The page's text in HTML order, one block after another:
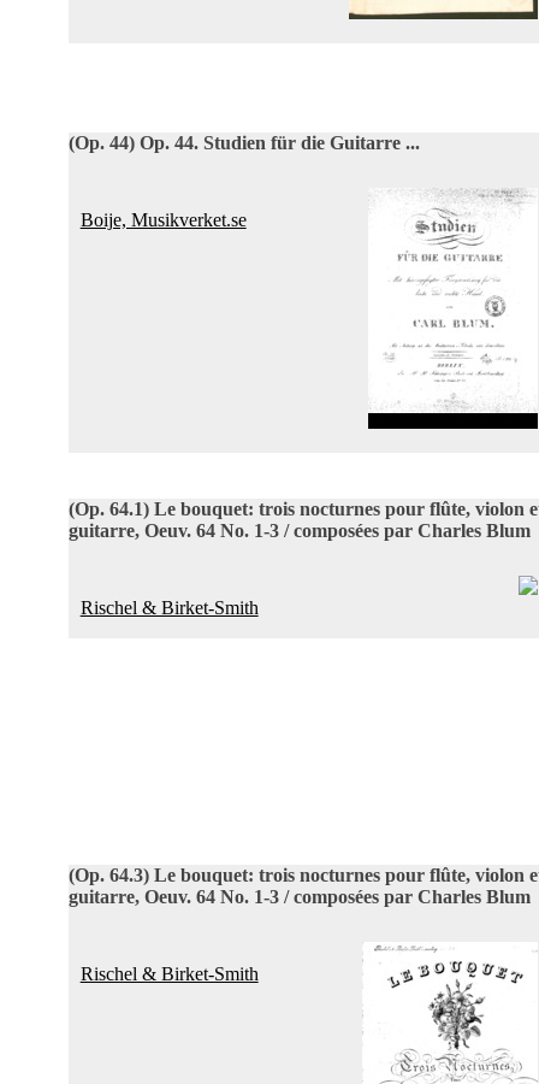
(Op. 44) Op. 44. Studien für die Guitarre ...
Boije, Musikverket.se
(Op. 64.1) Le bouquet: trois nocturnes pour flûte, violon
guitarre, Oeuv. 64 No. 1-3 / composées par Charles Blum
Rischel & Birket-Smith
(Op. 64.3) Le bouquet: trois nocturnes pour flûte, violon
guitarre, Oeuv. 64 No. 1-3 / composées par Charles Blum
Rischel & Birket-Smith